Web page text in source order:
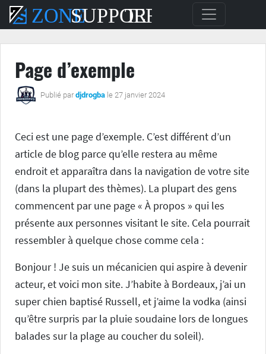
Page d’exemple
Publié pardjdrogba le 27 janvier 2024
Ceci est une page d’exemple. C’est différent d’un
article de blog parce qu’elle restera au même
endroit et apparaîtra dans la navigation de votre site
(dans la plupart des thèmes). La plupart des gens
commencent par une page « À propos » qui les
présente aux personnes visitant le site. Cela pourrait
ressembler à quelque chose comme cela :
Bonjour ! Je suis un mécanicien qui aspire à devenir
acteur, et voici mon site. J’habite à Bordeaux, j’ai un
super chien baptisé Russell, et j’aime la vodka (ainsi
qu’être surpris par la pluie soudaine lors de longues
balades sur la plage au coucher du soleil).